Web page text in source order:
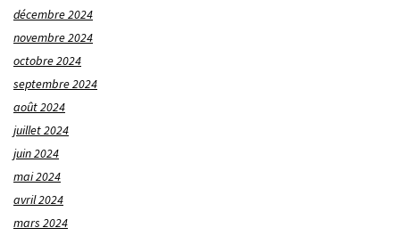
décembre 2024
novembre 2024
octobre 2024
septembre 2024
août 2024
juillet 2024
juin 2024
mai 2024
avril 2024
mars 2024